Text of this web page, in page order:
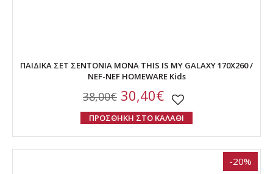
ΠΑΙΔΙΚΑ ΣΕΤ ΣΕΝΤΟΝΙΑ ΜΟΝΑ THIS IS MY GALAXY 170X260 /
NEF-NEF HOMEWARE Kids
38,00€ 30,40€
ΠΡΟΣΘΗΚΗ ΣΤΟ ΚΑΛΑΘΙ
-20%